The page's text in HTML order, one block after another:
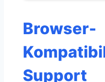
Browser-
Support